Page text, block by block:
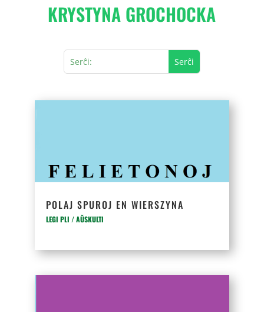
KRYSTYNA GROCHOCKA
POLAJ SPUROJ EN WIERSZYNA
LEGI PLI / AŬSKULTI